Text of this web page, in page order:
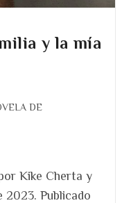
y la mía
DE
Kike Cherta y
2023. Publicado